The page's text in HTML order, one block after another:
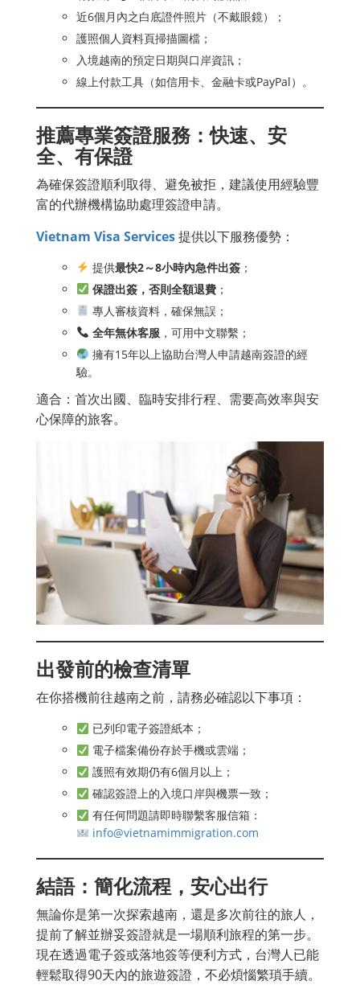
近6個月內之白底證件照片（不戴眼鏡）；
護照個人資料頁掃描圖檔；
入境越南的預定日期與口岸資訊；
線上付款工具（如信用卡、金融卡或PayPal）。
推薦專業簽證服務：快速、安
全、有保證
為確保簽證順利取得、避免被拒，建議使用經驗豐
富的代辦機構協助處理簽證申請。
Vietnam Visa Services提供以下服務優勢：
提供最快2～8小時內急件出簽；
保證出簽，否則全額退費；
專人審核資料，確保無誤；
全年無休客服，可用中文聯繫；
擁有15年以上協助台灣人申請越南簽證的經
驗。
適合：首次出國、臨時安排行程、需要高效率與安
心保障的旅客。
出發前的檢查清單
在你搭機前往越南之前，請務必確認以下事項：
已列印電子簽證紙本；
電子檔案備份存於手機或雲端；
護照有效期仍有6個月以上；
確認簽證上的入境口岸與機票一致；
有任何問題請即時聯繫客服信箱：
info@vietnamimmigration.com
結語：簡化流程，安心出行
無論你是第一次探索越南，還是多次前往的旅人，
提前了解並辦妥簽證就是一場順利旅程的第一步。
現在透過電子簽或落地簽等便利方式，台灣人已能
輕鬆取得90天內的旅遊簽證，不必煩惱繁瑣手續。